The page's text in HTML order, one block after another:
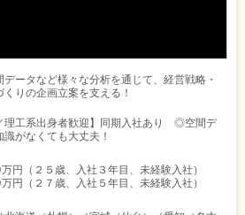
ータなど様々な分析を通じて、経営戦略・
りの企画立案を支える！
理工系出身者歓迎】同期入社あり ◎空間デ
がなくても大丈夫！
円（２５歳、入社３年目、未経験入社）
円（２７歳、入社５年目、未経験入社）